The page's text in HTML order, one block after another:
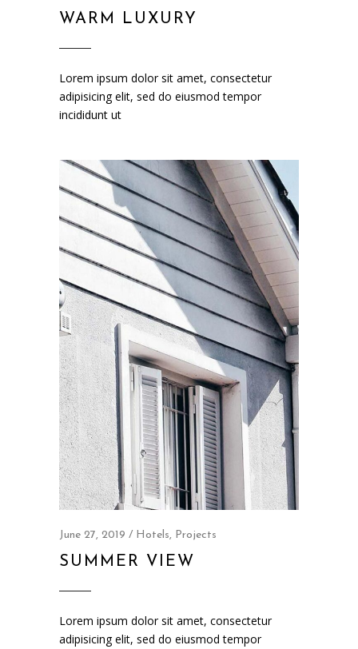
WARM LUXURY
Lorem ipsum dolor sit amet, consectetur
adipisicing elit, sed do eiusmod tempor
incididunt ut
June 27, 2019 Hotels, Projects
SUMMER VIEW
Lorem ipsum dolor sit amet, consectetur
adipisicing elit, sed do eiusmod tempor